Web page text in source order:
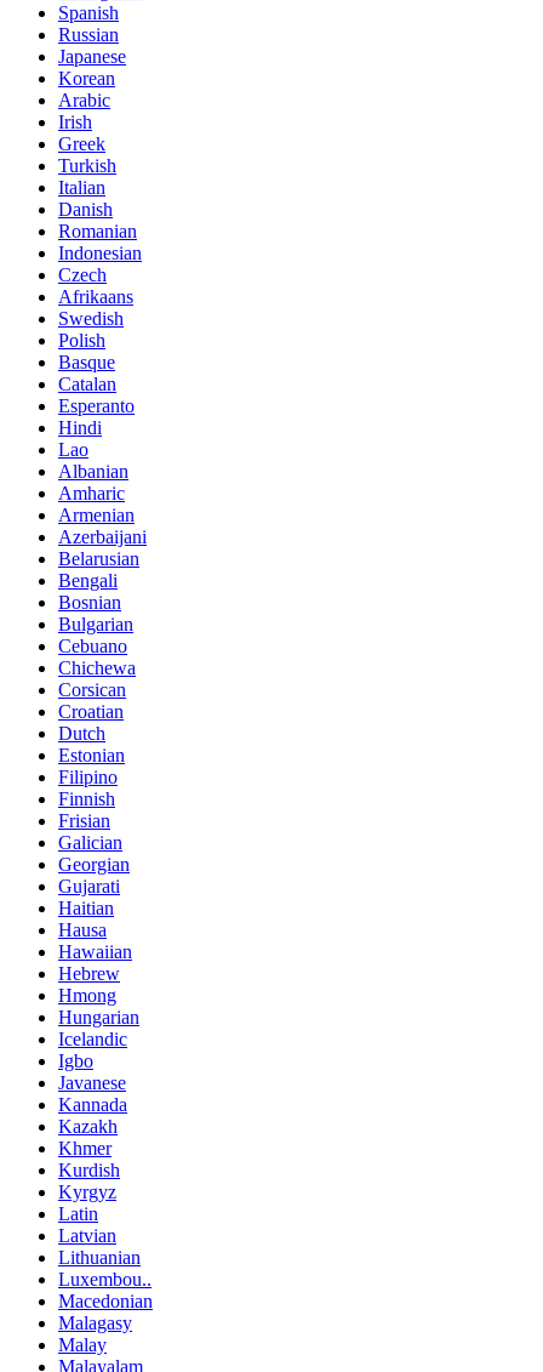
Spanish
Russian
Japanese
Korean
Arabic
Irish
Greek
Turkish
Italian
Danish
Romanian
Indonesian
Czech
Afrikaans
Swedish
Polish
Basque
Catalan
Esperanto
Hindi
Lao
Albanian
Amharic
Armenian
Azerbaijani
Belarusian
Bengali
Bosnian
Bulgarian
Cebuano
Chichewa
Corsican
Croatian
Dutch
Estonian
Filipino
Finnish
Frisian
Galician
Georgian
Gujarati
Haitian
Hausa
Hawaiian
Hebrew
Hmong
Hungarian
Icelandic
Igbo
Javanese
Kannada
Kazakh
Khmer
Kurdish
Kyrgyz
Latin
Latvian
Lithuanian
Luxembou..
Macedonian
Malagasy
Malay
Malayalam